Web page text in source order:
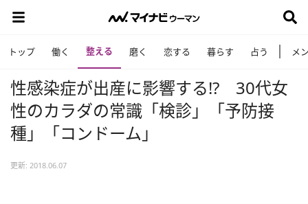
トップ 働く 整える 磨く 恋する 暮らす 占う メ
性感染症が出産に影響する!? 30代女
性のカラダの常識「検診」「予防接
種」「コンドーム」
更新: 2018.06.07